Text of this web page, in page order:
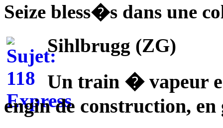
Seize bless�s dans une
Sihlbrugg (ZG)
Un train � vapeur
engin de construction, en